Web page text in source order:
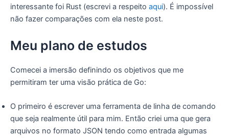
interessante foi Rust (escrevi a respeito aqui). É impossível
não fazer comparações com ela neste post.
Meu plano de estudos
Comecei a imersão definindo os objetivos que me
permitiram ter uma visão prática de Go:
O primeiro é escrever uma ferramenta de linha de comando
que seja realmente útil para mim. Então criei uma que gera
arquivos no formato JSON tendo como entrada algumas